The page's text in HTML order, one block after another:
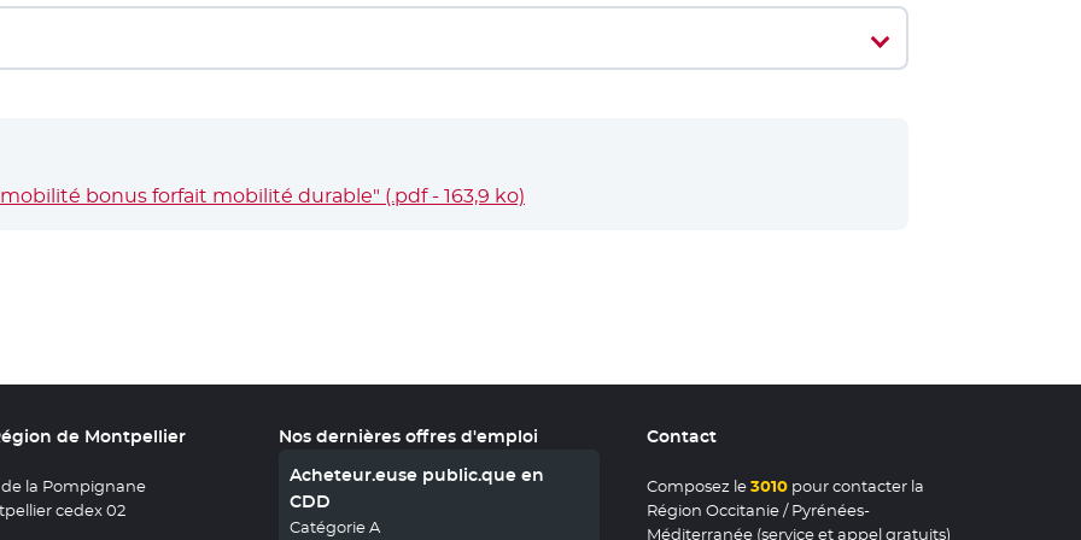
bonus forfait mobilité durable" (.pdf - 163,9 ko)
de Montpellier
de la Pompignane
cedex 02
Nos dernières offres d'emploi
Acheteur.euse public.que en
CDD
Catégorie A
Contact
Composez le3010pour contacter la
Région Occitanie / Pyrénées-
Méditerranée (service et appel gratuits)